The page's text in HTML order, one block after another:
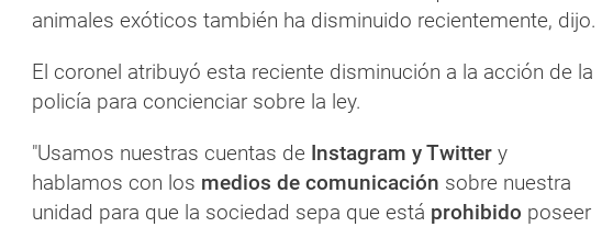
animales exóticos también ha disminuido recientemente, dijo.
El coronel atribuyó esta reciente disminución a la acción de la
policía para concienciar sobre la ley.
"Usamos nuestras cuentas de Instagram y Twitter y
hablamos con los medios de comunicación sobre nuestra
unidad para que la sociedad sepa que está prohibido poseer